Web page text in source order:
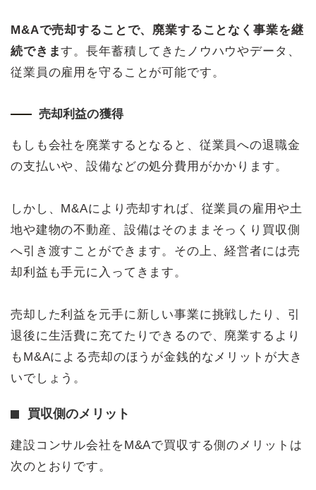
M&Aで売却することで、廃業することなく事業を継
続できます。長年蓄積してきたノウハウやデータ、
従業員の雇用を守ることが可能です。
売却利益の獲得
もしも会社を廃業するとなると、従業員への退職金
の支払いや、設備などの処分費用がかかります。
しかし、M&Aにより売却すれば、従業員の雇用や土
地や建物の不動産、設備はそのままそっくり買収側
へ引き渡すことができます。その上、経営者には売
却利益も手元に入ってきます。
売却した利益を元手に新しい事業に挑戦したり、引
退後に生活費に充てたりできるので、廃業するより
もM&Aによる売却のほうが金銭的なメリットが大き
いでしょう。
買収側のメリット
建設コンサル会社をM&Aで買収する側のメリットは
次のとおりです。